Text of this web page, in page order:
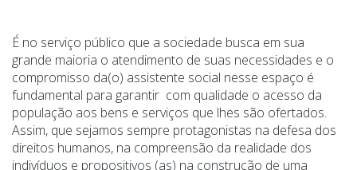
É no serviço público que a sociedade busca em sua
grande maioria o atendimento de suas necessidades e o
compromisso da(o) assistente social nesse espaço é
fundamental para garantir com qualidade o acesso da
população aos bens e serviços que lhes são ofertados.
Assim, que sejamos sempre protagonistas na defesa dos
direitos humanos, na compreensão da realidade dos
indivíduos e propositivos (as) na construção de uma